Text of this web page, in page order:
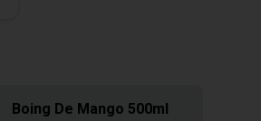
Boing De Mango 500ml